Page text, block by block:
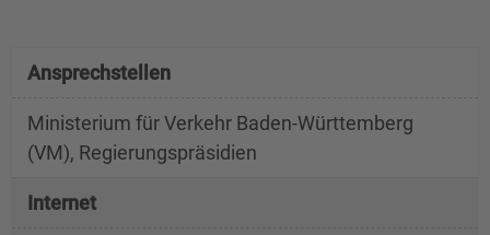
Ansprechstellen
Ministerium für Verkehr Baden-Württemberg
(VM), Regierungspräsidien
Internet